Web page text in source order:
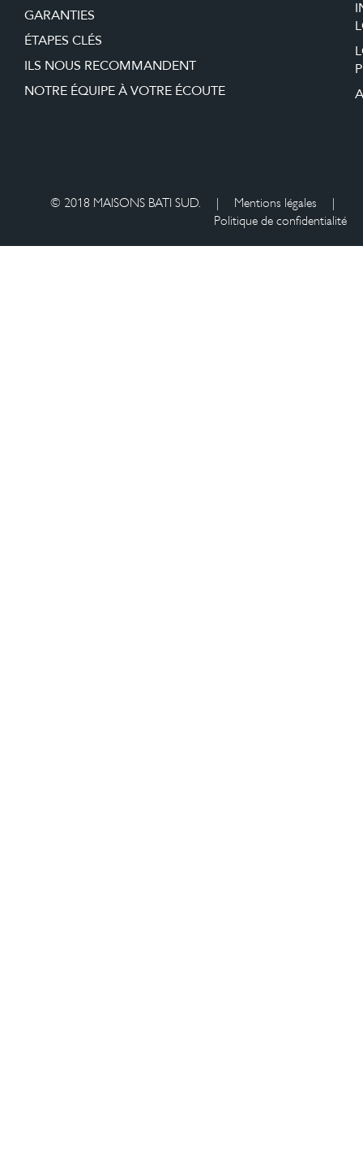
GARANTIES
ÉTAPES CLÉS
ILS NOUS RECOMMANDENT
NOTRE ÉQUIPE À VOTRE ÉCOUTE
© 2018 MAISONS BATI SUD. | Mentions légales
|
Politique de confidentialité